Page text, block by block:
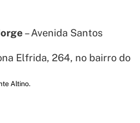
– Avenida Santos
Elfrida, 264, no bairro do
Altino.